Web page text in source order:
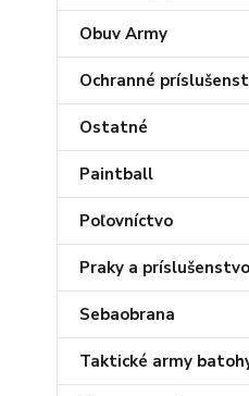
Obuv Army
Ochranné
Ostatné
Paintball
Poľovníctvo
Praky a príslušenstvo
Sebaobrana
Taktické army